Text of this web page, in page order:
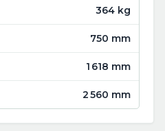
364 kg
750 mm
1 618 mm
2 560 mm